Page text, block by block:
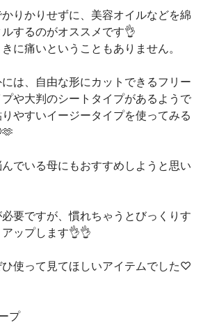
りかりせずに、美容オイルなどを綿
するのがオススメです👌
に痛いということもありません。
は、自由な形にカットできるフリー
や大判のシートタイプがあるようで
やすいイージータイプを使ってみる
でいる母にもおすすめしようと思い
要ですが、慣れちゃうとびっくりす
ップします👌👌
使って見てほしいアイテムでした♡
プ